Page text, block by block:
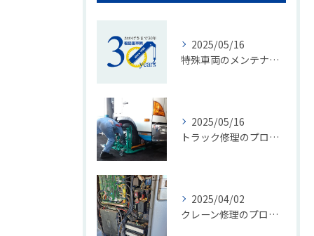
2025/05/16
特殊車両のメンテナンスの重要性
2025/05/16
トラック修理のプロフェッショナルが語る！福島重車輛の安心メンテナンスの秘密
2025/04/02
クレーン修理のプロフェッショナルガイド：安全で効率的な修理方法とは？